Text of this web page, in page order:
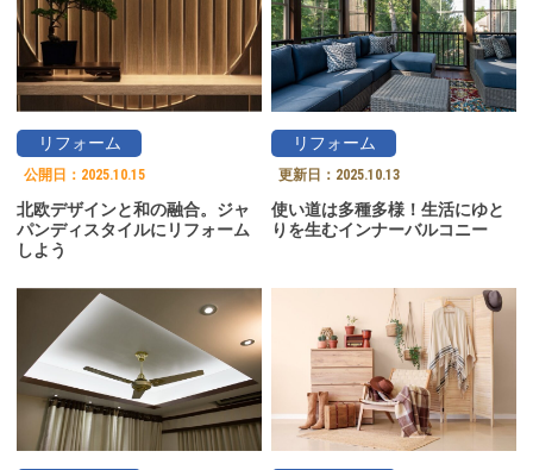
リフォーム
公開日： 2025.10.15
北欧デザインと和の融合。ジャ
パンディスタイルにリフォーム
しよう
リフォーム
更新日： 2025.10.13
使い道は多種多様！生活にゆと
りを生むインナーバルコニー